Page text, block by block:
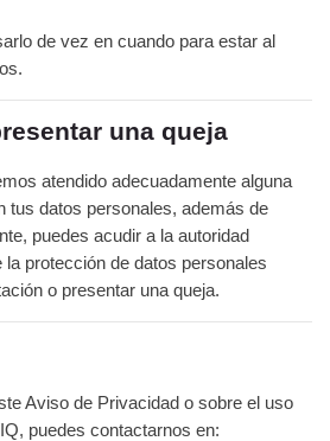
de vez en cuando para estar al
una queja
atendido adecuadamente alguna
tus datos personales, además de
puedes acudir a la autoridad
protección de datos personales
o presentar una queja.
Aviso de Privacidad o sobre el uso
puedes contactarnos en: